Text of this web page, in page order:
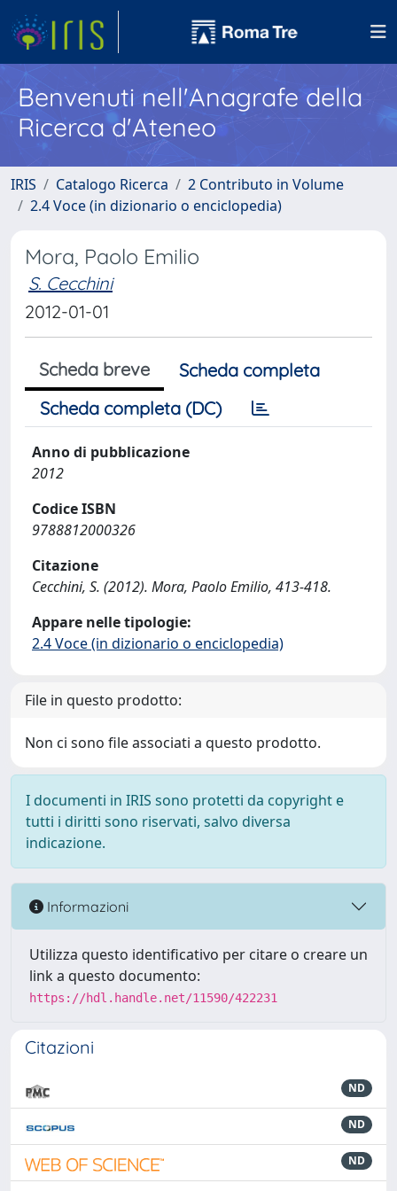
Benvenuti nell'Anagrafe della
Ricerca d'Ateneo
IRIS Catalogo Ricerca
2 Contributo in Volume
2.4 Voce (in dizionario o enciclopedia)
Mora, Paolo Emilio
S. Cecchini
2012-01-01
Scheda breve
Scheda completa
Scheda completa (DC)
Anno di pubblicazione
2012
Codice ISBN
9788812000326
Citazione
Cecchini, S. (2012). Mora, Paolo Emilio, 413-418.
Appare nelle tipologie:
2.4 Voce (in dizionario o enciclopedia)
File in questo prodotto:
Non ci sono file associati a questo prodotto.
I documenti in IRIS sono protetti da copyright e
tutti i diritti sono riservati, salvo diversa
indicazione.
Informazioni
Utilizza questo identificativo per citare o creare un
link a questo documento:
https://hdl.handle.net/11590/422231
Citazioni
ND
ND
ND